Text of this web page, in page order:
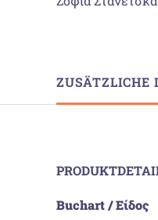
ZUSÄTZLICHE
Buchart / Είδος